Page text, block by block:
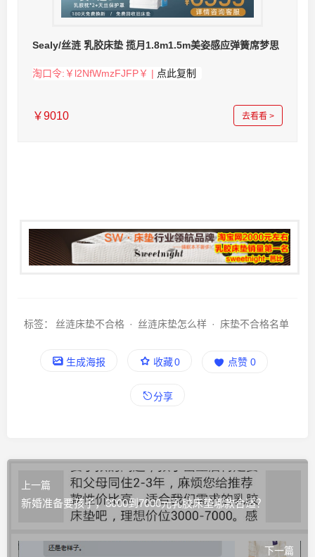
Sealy/丝涟 乳胶床垫 揽月1.8m1.5m美姿感应弹簧席梦思
淘口令:￥l2NfWmzFJFP￥ | 点此复制
￥9010 去看看 >
标签： 丝涟床垫不合格 · 丝涟床垫怎么样 · 床垫不合格名单
生成海报 收藏0 点赞 0
分享
上一篇
新婚准备要孩子，3000到7000元乳胶床垫哪款合适？
下一篇